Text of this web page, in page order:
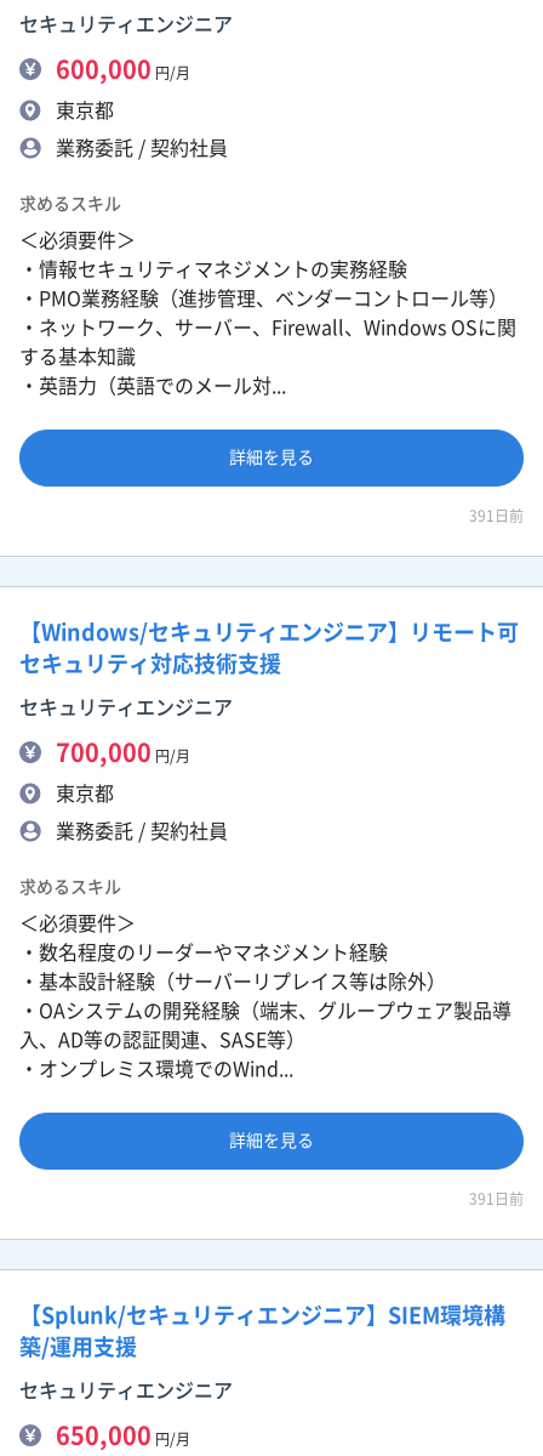
セキュリティエンジニア
600,000 円/月
東京都
業務委託 / 契約社員
求めるスキル
＜必須要件＞
・情報セキュリティマネジメントの実務経験
・PMO業務経験（進捗管理、ベンダーコントロール等）
・ネットワーク、サーバー、Firewall、Windows OSに関
する基本知識
・英語力（英語でのメール対...
詳細を見る
391日前
【Windows/セキュリティエンジニア】リモート可
セキュリティ対応技術支援
セキュリティエンジニア
700,000 円/月
東京都
業務委託 / 契約社員
求めるスキル
＜必須要件＞
・数名程度のリーダーやマネジメント経験
・基本設計経験（サーバーリプレイス等は除外）
・OAシステムの開発経験（端末、グループウェア製品導
入、AD等の認証関連、SASE等）
・オンプレミス環境でのWind...
詳細を見る
391日前
【Splunk/セキュリティエンジニア】SIEM環境構
築/運用支援
セキュリティエンジニア
650,000 円/月